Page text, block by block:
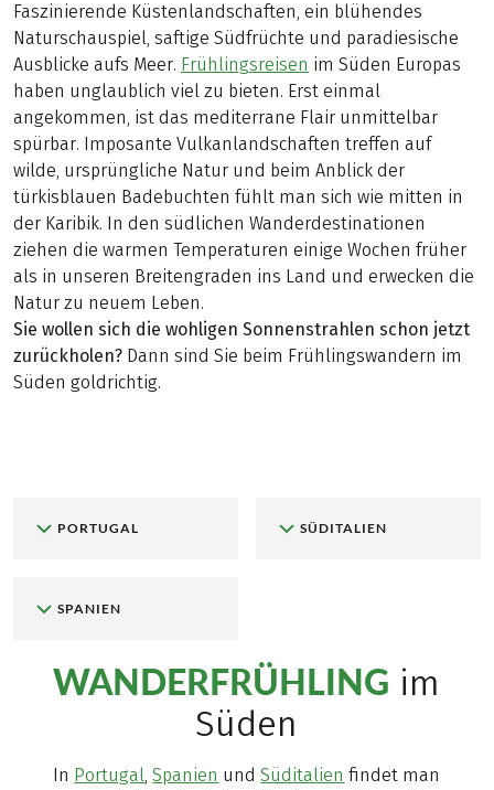
Faszinierende Küstenlandschaften, ein blühendes
Naturschauspiel, saftige Südfrüchte und paradiesische
Ausblicke aufs Meer. Frühlingsreisen im Süden Europas
haben unglaublich viel zu bieten. Erst einmal
angekommen, ist das mediterrane Flair unmittelbar
spürbar. Imposante Vulkanlandschaften treffen auf
wilde, ursprüngliche Natur und beim Anblick der
türkisblauen Badebuchten fühlt man sich wie mitten in
der Karibik. In den südlichen Wanderdestinationen
ziehen die warmen Temperaturen einige Wochen früher
als in unseren Breitengraden ins Land und erwecken die
Natur zu neuem Leben.
Sie wollen sich die wohligen Sonnenstrahlen schon jetzt
zurückholen? Dann sind Sie beim Frühlingswandern im
Süden goldrichtig.
PORTUGAL SÜDITALIEN
SPANIEN
WANDERFRÜHLING im
Süden
In Portugal,Spanien undSüditalien findet man